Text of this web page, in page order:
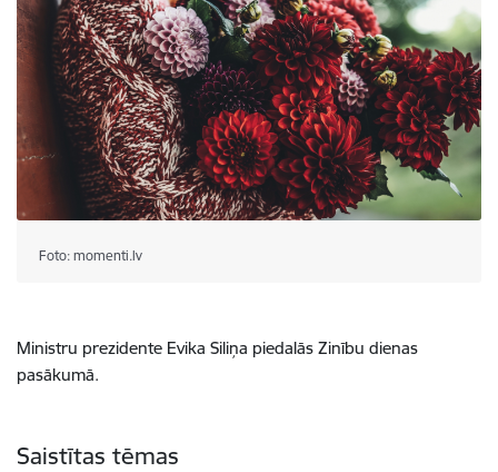
Foto: momenti.lv
Ministru prezidente Evika Siliņa piedalās Zinību dienas
pasākumā.
Saistītas tēmas